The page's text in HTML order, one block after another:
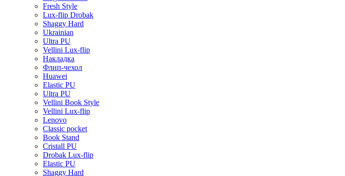
Fresh Style
Lux-flip Drobak
Shaggy Hard
Ukrainian
Ultra PU
Vellini Lux-flip
Накладка
Флип-чехол
Huawei
Elastic PU
Ultra PU
Vellini Book Style
Vellini Lux-flip
Lenovo
Classic pocket
Book Stand
Cristall PU
Drobak Lux-flip
Elastic PU
Shaggy Hard